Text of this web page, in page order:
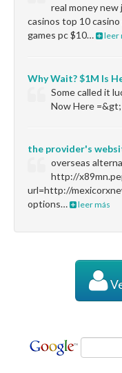
real money
casinos top 10
games pc $10…
leer
Why Wait? $1M Is
Some called it
Now Here
the provider's
overseas
http://
url=http://
options…
leer más